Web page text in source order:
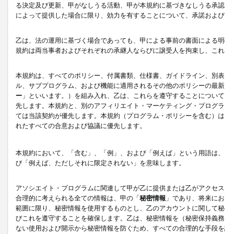
る決定及び更新、甲がなしうる活動、甲が本規約に基づきなしうる承
によって提供した場合に限り、効力を有することについて、承諾およ
乙は、法の運用に基づく場合であっても、甲による事前の書面による
規約は両当事者およびそれぞれの承継人ならびに譲受人を拘束し、こ
本規約は、すべてのポリシー、付属書類、仕様書、ガイドライン、別
ル、サブプログラム、および機能に適用されるその他のポリシーの最
ー 」といいます。）を組み入れ、乙は、これらを遵守することにつ
先します。本規約と、別のアフィリエイト・マーケティング・プログ
ては当該契約が優先します。本規約（プログラム・ポリシーを含む）
れたすべての合意および協議に優先します。
本規約において、「含む」、「例」、および「例えば」という用語は
び「例えば、ただしそれに限定されない」を意味します。
アソシエイト・プログラムに関連して甲が乙に提供または乙がアクセ
合理的に考えられる全ての情報は、甲の「秘密情報 」であり、将来に
範囲に限り、秘密情報を使用するものとし、乙のアカウントに関して
びこれを遵守することを確保します。乙は、秘密情報を（秘密保持義
ない使用および開示から秘密情報を防ぐため、すべての合理的な手段